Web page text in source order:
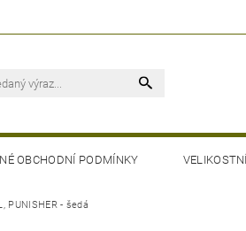
OBCHODNÍ PODMÍNKY
PUNISHER - šedá